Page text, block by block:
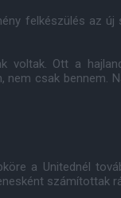
felkészülés az
voltak. Ott a
nem csak bennem.
a Unitednél
számítottak